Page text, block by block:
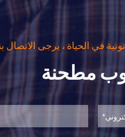
في الحياة ، يرجى الاتصال
مطحنة